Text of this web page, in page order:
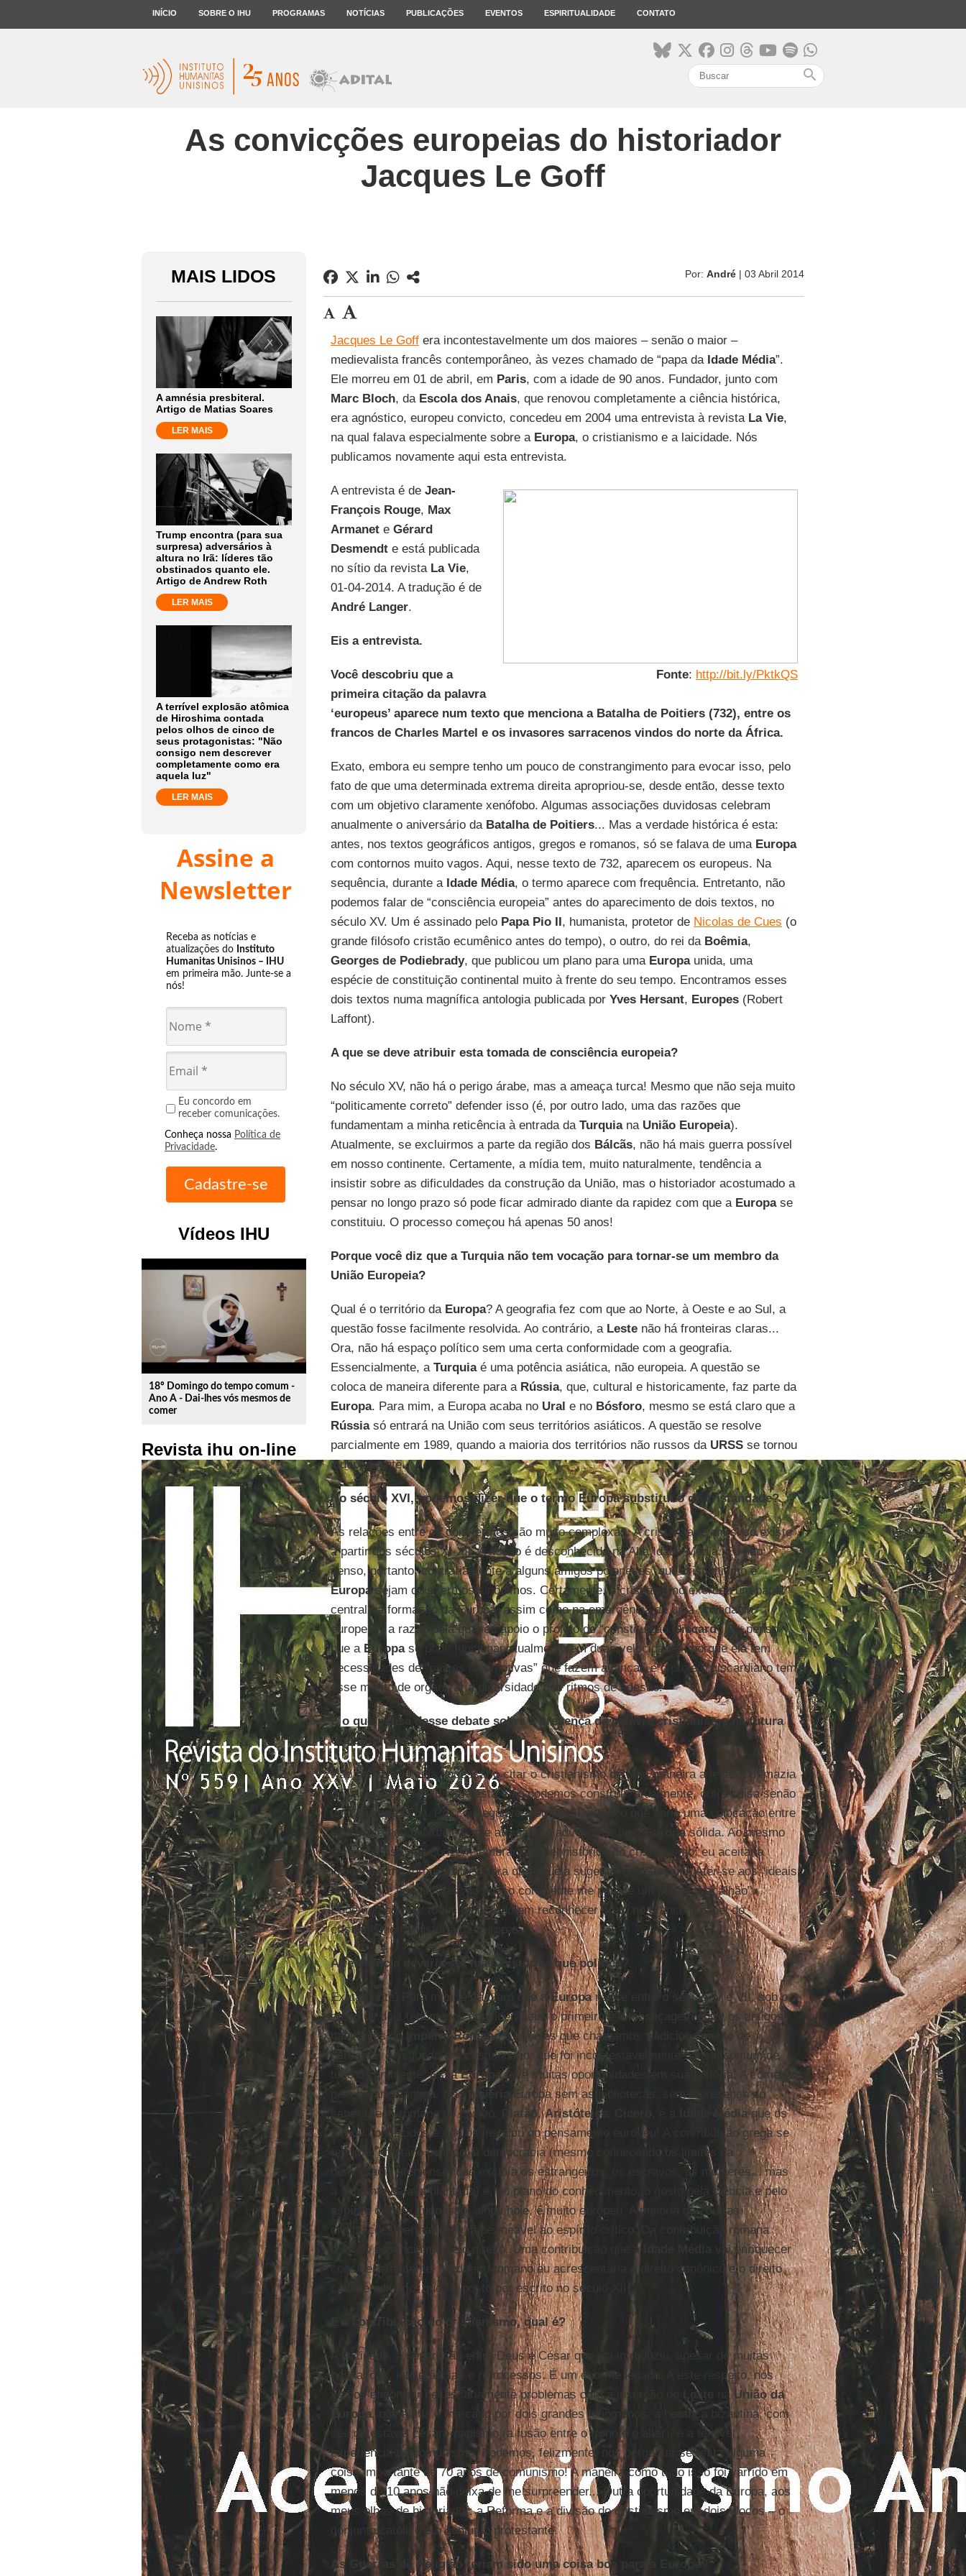
INÍCIO SOBRE O IHU PROGRAMAS NOTÍCIAS PUBLICAÇÕES EVENTOS ESPIRITUALIDADE CONTATO
search
As convicções europeias do historiador
Jacques Le Goff
MAIS LIDOS
A amnésia presbiteral.
Artigo de Matias Soares
LER MAIS
Trump encontra (para sua
surpresa) adversários à
altura no Irã: líderes tão
obstinados quanto ele.
Artigo de Andrew Roth
LER MAIS
A terrível explosão atômica
de Hiroshima contada
pelos olhos de cinco de
seus protagonistas: "Não
consigo nem descrever
completamente como era
aquela luz"
LER MAIS
Assine a
Newsletter
Receba as notícias e
atualizações do Instituto
Humanitas Unisinos – IHU
em primeira mão. Junte-se a
nós!
Eu concordo em
receber comunicações.
Conheça nossa Política de
Privacidade.
Vídeos IHU
play_circle_outline
18º Domingo do tempo comum -
Ano A - Dai-lhes vós mesmos de
comer
Revista ihu on-line
Por: André| 03 Abril 2014
Jacques Le Goffera incontestavelmente um dos maiores – senão o maior –
medievalista francês contemporâneo, às vezes chamado de “papa da Idade Média”.
Ele morreu em 01 de abril, em Paris, com a idade de 90 anos. Fundador, junto com
Marc Bloch, da Escola dos Anais, que renovou completamente a ciência histórica,
era agnóstico, europeu convicto, concedeu em 2004 uma entrevista à revista La Vie,
na qual falava especialmente sobre a Europa, o cristianismo e a laicidade. Nós
publicamos novamente aqui esta entrevista.
Fonte: http://bit.ly/PktkQS
A entrevista é de Jean-
François Rouge, Max
Armanete Gérard
Desmendte está publicada
no sítio da revista La Vie,
01-04-2014. A tradução é de
André Langer.
Eis a entrevista.
Você descobriu que a
primeira citação da palavra
‘europeus’ aparece num texto que menciona a Batalha de Poitiers (732), entre os
francos de Charles Martel e os invasores sarracenos vindos do norte da África.
Exato, embora eu sempre tenho um pouco de constrangimento para evocar isso, pelo
fato de que uma determinada extrema direita apropriou-se, desde então, desse texto
com um objetivo claramente xenófobo. Algumas associações duvidosas celebram
anualmente o aniversário da Batalha de Poitiers... Mas a verdade histórica é esta:
antes, nos textos geográficos antigos, gregos e romanos, só se falava de uma Europa
com contornos muito vagos. Aqui, nesse texto de 732, aparecem os europeus. Na
sequência, durante a Idade Média, o termo aparece com frequência. Entretanto, não
podemos falar de “consciência europeia” antes do aparecimento de dois textos, no
século XV. Um é assinado pelo Papa Pio II, humanista, protetor de Nicolas de Cues (o
grande filósofo cristão ecumênico antes do tempo), o outro, do rei da Boêmia,
Georges de Podiebrady, que publicou um plano para uma Europaunida, uma
espécie de constituição continental muito à frente do seu tempo. Encontramos esses
dois textos numa magnífica antologia publicada por Yves Hersant, Europes(Robert
Laffont).
A que se deve atribuir esta tomada de consciência europeia?
No século XV, não há o perigo árabe, mas a ameaça turca! Mesmo que não seja muito
“politicamente correto” defender isso (é, por outro lado, uma das razões que
fundamentam a minha reticência à entrada da Turquiana União Europeia).
Atualmente, se excluirmos a parte da região dos Bálcãs, não há mais guerra possível
em nosso continente. Certamente, a mídia tem, muito naturalmente, tendência a
insistir sobre as dificuldades da construção da União, mas o historiador acostumado a
pensar no longo prazo só pode ficar admirado diante da rapidez com que a Europase
constituiu. O processo começou há apenas 50 anos!
Porque você diz que a Turquia não tem vocação para tornar-se um membro da
União Europeia?
Qual é o território da Europa? A geografia fez com que ao Norte, à Oeste e ao Sul, a
questão fosse facilmente resolvida. Ao contrário, a Lestenão há fronteiras claras...
Ora, não há espaço político sem uma certa conformidade com a geografia.
Essencialmente, a Turquiaé uma potência asiática, não europeia. A questão se
coloca de maneira diferente para a Rússia, que, cultural e historicamente, faz parte da
Europa. Para mim, a Europa acaba no Ural e no Bósforo, mesmo se está claro que a
Rússiasó entrará na União com seus territórios asiáticos. A questão se resolve
parcialmente em 1989, quando a maioria dos territórios não russos da URSSse tornou
independente.
No século XVI, podemos dizer que o termo Europa substitui o de cristandade?
As relações entre os dois termos são muito complexas. A cristandade em si só existe
a partir dos séculos XI-XII. A noção é desconhecida na Alta Idade Média. Eu não
penso, portanto, contrariamente a alguns amigos poloneses, que cristianismo e
Europasejam dois termos sinônimos. Certamente, o cristianismo exerceu um papel
central na formação da Europa, assim como na emergência de uma “cidadania
europeia”, a razão pela qual eu apoio o projeto de “constituição Giscard”. Eu penso
que a Europasó pode funcionar atualmente em duas velocidades, porque ela tem
necessidades de “países locomotivas” que fazem avançar, e o projeto giscardiano tem
esse mérito de organizar a diversidade dos ritmos de adesão.
E o que pensa desse debate sobre a presença da palavra cristianismo na futura
Constituição?
Não penso que seja necessário citar o cristianismo de uma maneira a lesar a primazia
da laicidade. A realidade é esta: não podemos construir, atualmente, outra coisa senão
umaEuropalaica. Por conseguinte, sou hostil a tudo o que seria uma colocação entre
parênteses da laicidade e que atrasaria o advento de uma
Europasólida. Ao mesmo
tempo, penso que convém lembrar o papel histórico do cristianismo; eu aceitaria
inclusive uma fórmula mais clara que aquela sugerida por
Giscard. Ater-se aos “ideais
religiosos e humanistas” do nosso continente me parece um pouco “fracalhão”.
Podemos colocar todos de acordo em reconhecer preto no branco o papel do
cristianismo na história da Europa.
A referência deveria ser mais histórica que política?
Exatamente. Para mim, está claro que aEuropanasce entre o século IV e VII, sob o
efeito de dois fenômenos consideráveis: o primeiro é a mestiçagem entre os antigos
habitantes do
Império Romanoe aqueles que chamamos tradicionalmente de
bárbaros; o segundo é o cristianismo, que foi incontestavelmente o ideal comum de
todo o continente. EssaEuropateve muitas oportunidades em sua história. A começar
pela herança antiga. Não haveria
Europa sem as bibliotecas, sem a presença do
saber greco-romano no ensino.
Platão,Aristóteles Idade Médiaque os
tornou conhecidos e que os instalou no pensamento europeu! A contribuição grega se
resume, no plano político, à democracia (mesmo conhecendo os limites da
democracia ateniense, que excluía os estrangeiros, os escravos, as mulheres... mas
a semente estava plantada) e, no plano do conhecimento, o gosto pela ciência e pelo
espírito crítico. Tudo isso, ainda hoje, é muito europeu. A maioria das outras
civilizações permaneceu impermeável ao espírito crítico. Da contribuição romana
retenho essencialmente o direito. Uma contribuição que a
vai enriquecer
consideravelmente. Ao direito romano eu acrescentaria o direito canônico e o direito
consuetudinário, que foi posto por escrito no século XIII.
E a contribuição do cristianismo, qual é?
A laicidade, a separação entre Deus e César que ela introduziu, apesar de muitas
hesitações, intolerâncias e retrocessos. É um enorme legado. A este respeito, nós
vamos encontrar necessariamente problemas com a inserção do
Leste naUnião da
Europa, que ainda é marcado por dois grandes fenômenos: a herança bizantina, com
seu detestável césaro-papismo (a fusão entre o trono e o altar), e a terrível
experiência do comunismo. Podemos, felizmente, nos perguntar se resta alguma
coisa importante de 70 anos de comunismo! A maneira como tudo isso foi varrido em
menos de 10 anos não deixa de me surpreender... Outra oportunidade da Europa, aos
meus olhos de historiador: a Reforma e a divisão do cristianismo em dois blocos – o
conjunto católico e o conjunto protestante.
As Guerras de Religião teriam sido uma coisa boa para a Europa?